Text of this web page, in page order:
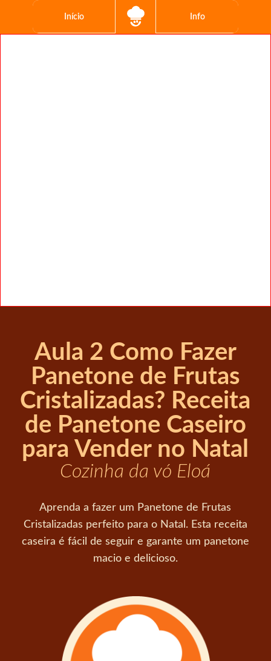
Início Info
Aula 2 Como Fazer
Panetone de Frutas
Cristalizadas? Receita
de Panetone Caseiro
para Vender no Natal
Cozinha da vó Eloá
Aprenda a fazer um Panetone de Frutas
Cristalizadas perfeito para o Natal. Esta receita
caseira é fácil de seguir e garante um panetone
macio e delicioso.